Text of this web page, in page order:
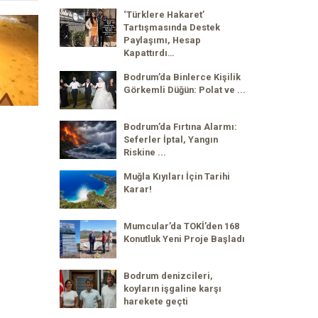
‘Türklere Hakaret’
Tartışmasında Destek
Paylaşımı, Hesap
Kapattırdı…
Bodrum’da Binlerce Kişilik
Görkemli Düğün: Polat ve ...
Bodrum’da Fırtına Alarmı:
Seferler İptal, Yangın
Riskine ...
Muğla Kıyıları İçin Tarihi
Karar!
Mumcular’da TOKİ’den 168
Konutluk Yeni Proje Başladı
Bodrum denizcileri,
koyların işgaline karşı
harekete geçti